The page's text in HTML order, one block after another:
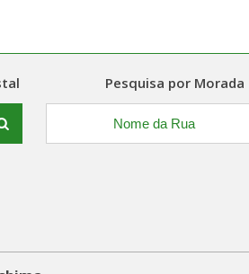
Pesquisa por Morada